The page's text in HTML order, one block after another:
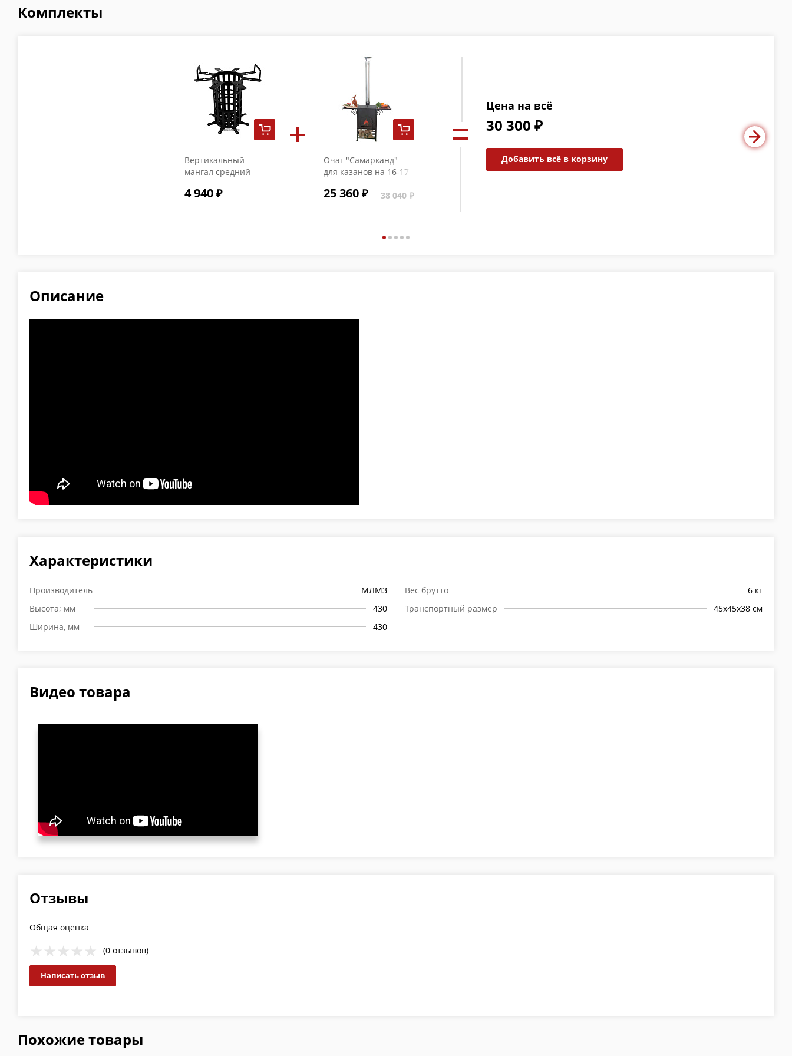
Комплекты
Вертикальный
мангал средний
4 940
Очаг "Самарканд"
для казанов на 16-17
25 360 38 040
Цена на всё
30 300 ₽
Добавить всё в корзину
Описание
Характеристики
Производитель
МЛМЗ
Высота; мм
430
Ширина, мм
430
Вес брутто
6 кг
Транспортный размер
45х45х38 см
Видео товара
Отзывы
Общая оценка
(0 отзывов)
Написать отзыв
Похожие товары